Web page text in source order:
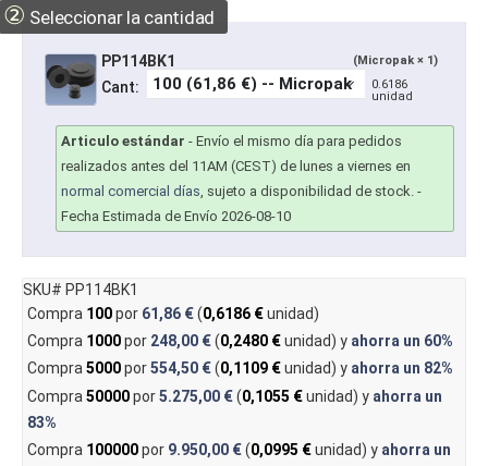
② Seleccionar la cantidad
PP114BK1 (Micropak × 1)
Cant:
0.6186
unidad
Articulo estándar - Envío el mismo día para pedidos
realizados antes del 11AM (CEST) de lunes a viernes en
normal comercial días, sujeto a disponibilidad de stock. -
Fecha Estimada de Envío 2026-08-10
SKU# PP114BK1
Compra 100por 61,86 €(0,6186 €unidad)
Compra 1000por 248,00 €(0,2480 €unidad) y ahorra un 60%
Compra5000por554,50 €(0,1109 €unidad) y ahorra un 82%
Compra 50000por5.275,00 €(0,1055 €unidad) y ahorra un
83%
Compra 100000por 9.950,00 €(0,0995 €unidad) y ahorra un